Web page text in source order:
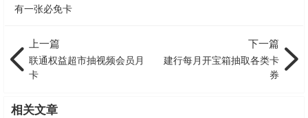
有一张必免卡
上一篇
联通权益超市抽视频会员月
卡
下一篇
建行每月开宝箱抽取各类卡
券
相关文章